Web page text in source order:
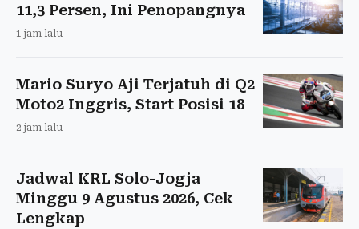
11,3 Persen, Ini Penopangnya
1 jam lalu
Mario Suryo Aji Terjatuh di Q2
Moto2 Inggris, Start Posisi 18
2 jam lalu
Jadwal KRL Solo-Jogja
Minggu 9 Agustus 2026, Cek
Lengkap